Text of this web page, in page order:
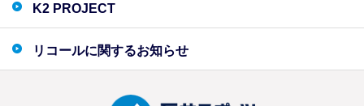
K2 PROJECT
リコールに関するお知らせ